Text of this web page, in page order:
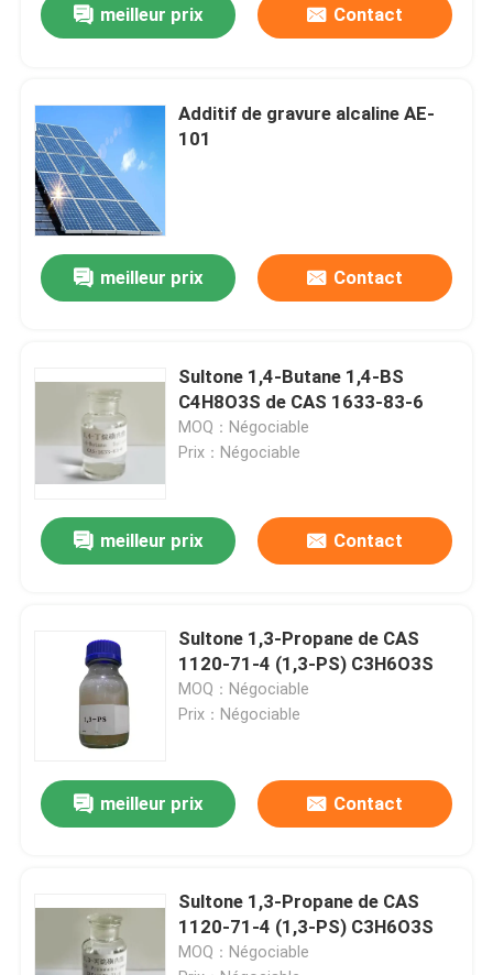
meilleur prix Contact
Additif de gravure alcaline AE-
101
meilleur prix Contact
Sultone 1,4-Butane 1,4-BS
C4H8O3S de CAS 1633-83-6
MOQ：Négociable
Prix：Négociable
meilleur prix Contact
Sultone 1,3-Propane de CAS
1120-71-4 (1,3-PS) C3H6O3S
MOQ：Négociable
Prix：Négociable
meilleur prix Contact
Sultone 1,3-Propane de CAS
1120-71-4 (1,3-PS) C3H6O3S
MOQ：Négociable